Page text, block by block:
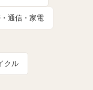
通信・家電
クル